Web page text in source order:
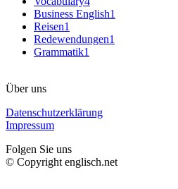
Business English1
Reisen1
Redewendungen1
Grammatik1
Über uns
Datenschutzerklärung
Impressum
Folgen Sie uns
© Copyright englisch.net